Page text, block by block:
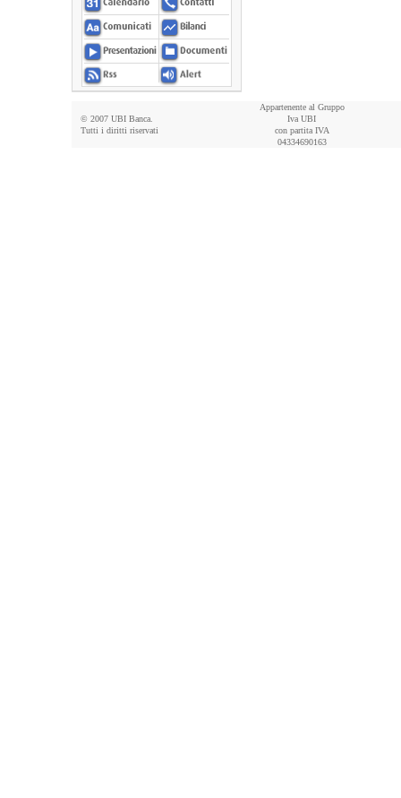
© 2007 UBI Banca.
Tutti i diritti riservati
Appartenente al Gruppo
Iva UBI
con partita IVA
04334690163